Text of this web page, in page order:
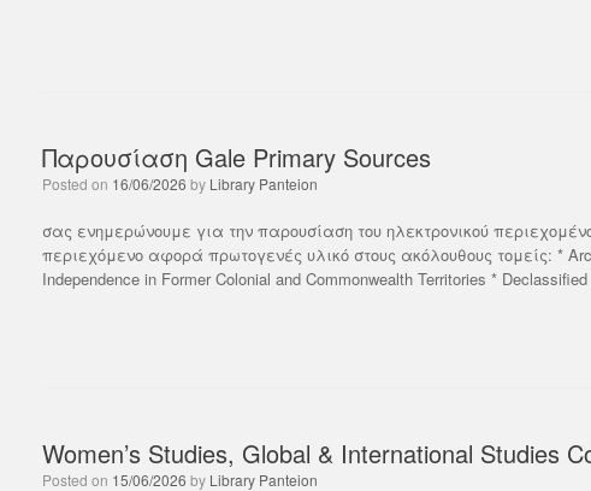
Παρουσίαση Gale Primary Sources
Posted on 16/06/2026 by Library Panteion
σας ενημερώνουμε για την παρουσίαση του ηλεκτρονικού
περιεχόμενο αφορά πρωτογενές υλικό στους ακόλουθους τομείς: *
Independence in Former Colonial and Commonwealth Territories *
Women’s Studies, Global & International Studies
Posted on 15/06/2026 by Library Panteion